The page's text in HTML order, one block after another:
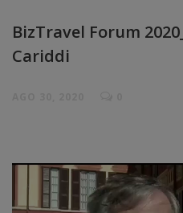
BizTravel Forum
Cariddi